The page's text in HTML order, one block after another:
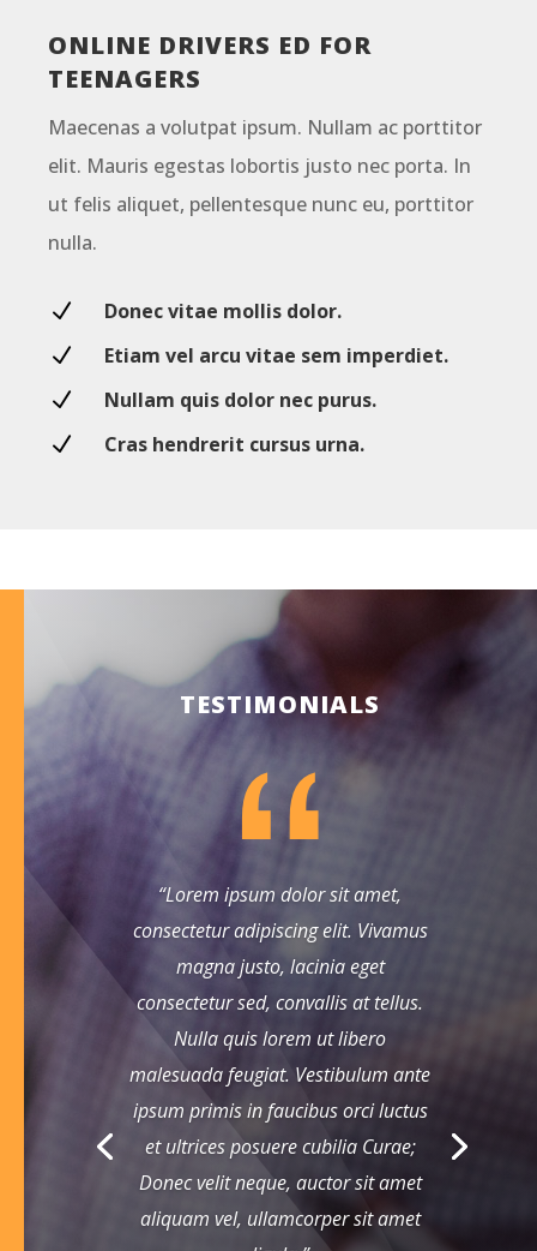
ONLINE DRIVERS ED FOR
TEENAGERS
Maecenas a volutpat ipsum. Nullam ac porttitor
elit. Mauris egestas lobortis justo nec porta. In
ut felis aliquet, pellentesque nunc eu, porttitor
nulla.
N
Donec vitae mollis dolor.
N
Etiam vel arcu vitae sem imperdiet.
N
Nullam quis dolor nec purus.
N
Cras hendrerit cursus urna.
TESTIMONIALS
“Lorem ipsum dolor sit amet,
consectetur adipiscing elit. Vivamus
magna justo, lacinia eget
consectetur sed, convallis at tellus.
Nulla quis lorem ut libero
malesuada feugiat. Vestibulum ante
ipsum primis in faucibus orci luctus
et ultrices posuere cubilia Curae;
Donec velit neque, auctor sit amet
aliquam vel, ullamcorper sit amet